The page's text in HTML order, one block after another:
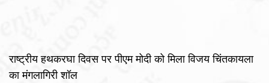
राष्ट्रीय हथकरघा दिवस पर पीएम मोदी को मिला विजय चिंतकायला
का मंगलागिरी शॉल